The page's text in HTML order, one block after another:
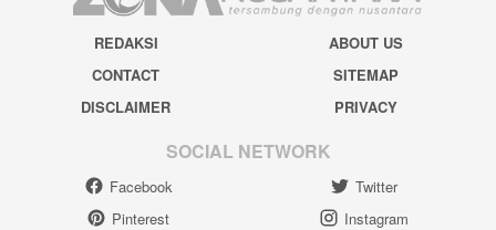
REDAKSI
ABOUT US
CONTACT
SITEMAP
DISCLAIMER
PRIVACY
SOCIAL NETWORK
Facebook
Twitter
Pinterest
Instagram